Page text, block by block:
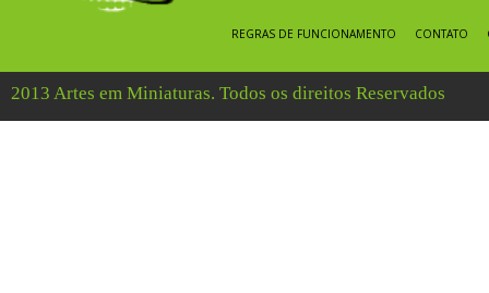
REGRAS DE FUNCIONAMENTO CONTATO
2013 Artes em Miniaturas. Todos os direitos Reservados